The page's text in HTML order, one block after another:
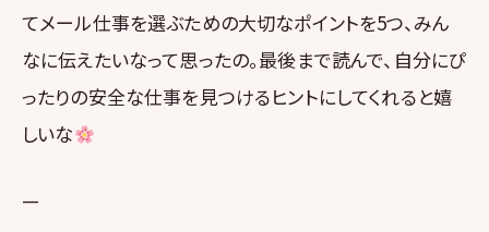
てメール仕事を選ぶための大切なポイントを5つ、みん
なに伝えたいなって思ったの。最後まで読んで、自分にぴ
ったりの安全な仕事を見つけるヒントにしてくれると嬉
しいな
—